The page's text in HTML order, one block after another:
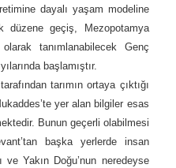
dayalı yaşam modeline
geçiş, Mezopotamya
tanımlanabilecek Genç
başlamıştır.
tarımın ortaya çıktığı
yer alan bilgiler esas
Bunun geçerli olabilmesi
başka yerlerde insan
ve Yakın Doğu’nun neredeyse